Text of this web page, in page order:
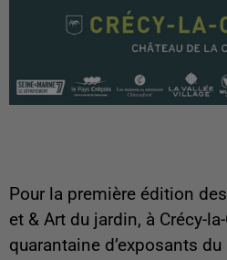
Pour la première édition
et & Art du jardin, à Crécy-
quarantaine d’exposants